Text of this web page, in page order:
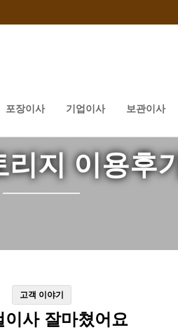
포장이사 기업이사 보관이사
지 이용후기
고객 이야기
이사 잘마쳤어요